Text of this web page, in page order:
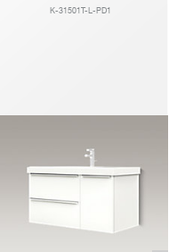
K-31501T-L-PD1